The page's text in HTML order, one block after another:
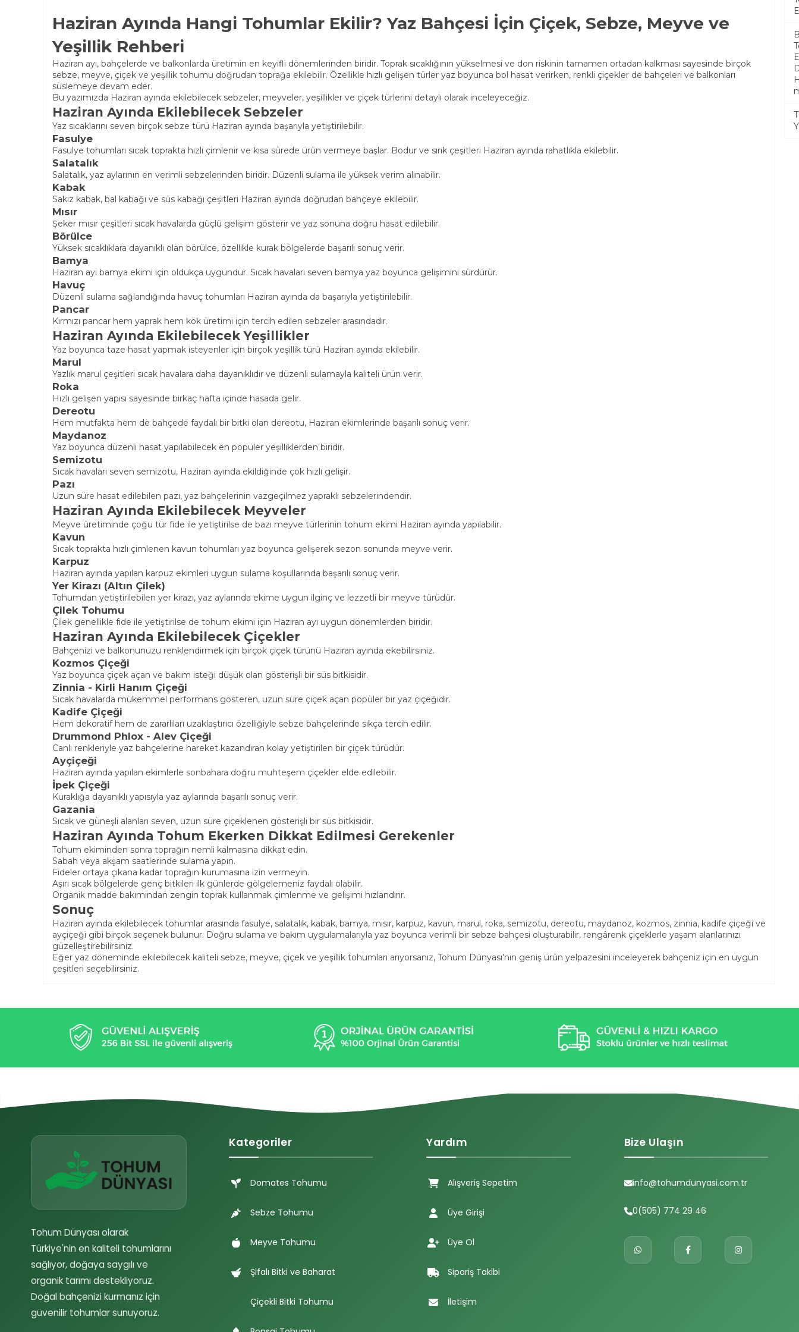
Haziran Ayında Hangi Tohumlar Ekilir? Yaz Bahçesi İçin Çiçek, Sebze, Meyve ve
Yeşillik Rehberi
Haziran ayı, bahçelerde ve balkonlarda üretimin en keyifli dönemlerinden biridir. Toprak sıcaklığının yükselmesi ve don riskinin tamamen ortadan kalkması sayesinde birçok
sebze, meyve, çiçek ve yeşillik tohumu doğrudan toprağa ekilebilir. Özellikle hızlı gelişen türler yaz boyunca bol hasat verirken, renkli çiçekler de bahçeleri ve balkonları
süslemeye devam eder.
Bu yazımızda Haziran ayında ekilebilecek sebzeler, meyveler, yeşillikler ve çiçek türlerini detaylı olarak inceleyeceğiz.
Haziran Ayında Ekilebilecek Sebzeler
Yaz sıcaklarını seven birçok sebze türü Haziran ayında başarıyla yetiştirilebilir.
Fasulye
Fasulye tohumları sıcak toprakta hızlı çimlenir ve kısa sürede ürün vermeye başlar. Bodur ve sırık çeşitleri Haziran ayında rahatlıkla ekilebilir.
Salatalık
Salatalık, yaz aylarının en verimli sebzelerinden biridir. Düzenli sulama ile yüksek verim alınabilir.
Kabak
Sakız kabak, bal kabağı ve süs kabağı çeşitleri Haziran ayında doğrudan bahçeye ekilebilir.
Mısır
Şeker mısır çeşitleri sıcak havalarda güçlü gelişim gösterir ve yaz sonuna doğru hasat edilebilir.
Börülce
Yüksek sıcaklıklara dayanıklı olan börülce, özellikle kurak bölgelerde başarılı sonuç verir.
Bamya
Haziran ayı bamya ekimi için oldukça uygundur. Sıcak havaları seven bamya yaz boyunca gelişimini sürdürür.
Havuç
Düzenli sulama sağlandığında havuç tohumları Haziran ayında da başarıyla yetiştirilebilir.
Pancar
Kırmızı pancar hem yaprak hem kök üretimi için tercih edilen sebzeler arasındadır.
Haziran Ayında Ekilebilecek Yeşillikler
Yaz boyunca taze hasat yapmak isteyenler için birçok yeşillik türü Haziran ayında ekilebilir.
Marul
Yazlık marul çeşitleri sıcak havalara daha dayanıklıdır ve düzenli sulamayla kaliteli ürün verir.
Roka
Hızlı gelişen yapısı sayesinde birkaç hafta içinde hasada gelir.
Dereotu
Hem mutfakta hem de bahçede faydalı bir bitki olan dereotu, Haziran ekimlerinde başarılı sonuç verir.
Maydanoz
Yaz boyunca düzenli hasat yapılabilecek en popüler yeşilliklerden biridir.
Semizotu
Sıcak havaları seven semizotu, Haziran ayında ekildiğinde çok hızlı gelişir.
Pazı
Uzun süre hasat edilebilen pazı, yaz bahçelerinin vazgeçilmez yapraklı sebzelerindendir.
Haziran Ayında Ekilebilecek Meyveler
Meyve üretiminde çoğu tür fide ile yetiştirilse de bazı meyve türlerinin tohum ekimi Haziran ayında yapılabilir.
Kavun
Sıcak toprakta hızlı çimlenen kavun tohumları yaz boyunca gelişerek sezon sonunda meyve verir.
Karpuz
Haziran ayında yapılan karpuz ekimleri uygun sulama koşullarında başarılı sonuç verir.
Yer Kirazı (Altın Çilek)
Tohumdan yetiştirilebilen yer kirazı, yaz aylarında ekime uygun ilginç ve lezzetli bir meyve türüdür.
Çilek Tohumu
Çilek genellikle fide ile yetiştirilse de tohum ekimi için Haziran ayı uygun dönemlerden biridir.
Haziran Ayında Ekilebilecek Çiçekler
Bahçenizi ve balkonunuzu renklendirmek için birçok çiçek türünü Haziran ayında ekebilirsiniz.
Kozmos Çiçeği
Yaz boyunca çiçek açan ve bakım isteği düşük olan gösterişli bir süs bitkisidir.
Zinnia - Kirli Hanım Çiçeği
Sıcak havalarda mükemmel performans gösteren, uzun süre çiçek açan popüler bir yaz çiçeğidir.
Kadife Çiçeği
Hem dekoratif hem de zararlıları uzaklaştırıcı özelliğiyle sebze bahçelerinde sıkça tercih edilir.
Drummond Phlox - Alev Çiçeği
Canlı renkleriyle yaz bahçelerine hareket kazandıran kolay yetiştirilen bir çiçek türüdür.
Ayçiçeği
Haziran ayında yapılan ekimlerle sonbahara doğru muhteşem çiçekler elde edilebilir.
İpek Çiçeği
Kuraklığa dayanıklı yapısıyla yaz aylarında başarılı sonuç verir.
Gazania
Sıcak ve güneşli alanları seven, uzun süre çiçeklenen gösterişli bir süs bitkisidir.
Haziran Ayında Tohum Ekerken Dikkat Edilmesi Gerekenler
Tohum ekiminden sonra toprağın nemli kalmasına dikkat edin.
Sabah veya akşam saatlerinde sulama yapın.
Fideler ortaya çıkana kadar toprağın kurumasına izin vermeyin.
Aşırı sıcak bölgelerde genç bitkileri ilk günlerde gölgelemeniz faydalı olabilir.
Organik madde bakımından zengin toprak kullanmak çimlenme ve gelişimi hızlandırır.
Sonuç
Haziran ayında ekilebilecek tohumlar arasında fasulye, salatalık, kabak, bamya, mısır, karpuz, kavun, marul, roka, semizotu, dereotu, maydanoz, kozmos, zinnia, kadife çiçeği ve
ayçiçeği gibi birçok seçenek bulunur. Doğru sulama ve bakım uygulamalarıyla yaz boyunca verimli bir sebze bahçesi oluşturabilir, rengârenk çiçeklerle yaşam alanlarınızı
güzelleştirebilirsiniz.
Eğer yaz döneminde ekilebilecek kaliteli sebze, meyve, çiçek ve yeşillik tohumları arıyorsanız, Tohum Dünyası'nın geniş ürün yelpazesini inceleyerek bahçeniz için en uygun
çeşitleri seçebilirsiniz.
Tohum Dünyası olarak
Türkiye'nin en kaliteli tohumlarını
sağlıyor, doğaya saygılı ve
organik tarımı destekliyoruz.
Doğal bahçenizi kurmanız için
güvenilir tohumlar sunuyoruz.
Kategoriler
Domates Tohumu
Sebze Tohumu
Meyve Tohumu
Şifalı Bitki ve Baharat
Çiçekli Bitki Tohumu
Yardım
Alışveriş Sepetim
Üye Girişi
Üye Ol
Sipariş Takibi
İletişim
Bize Ulaşın
info@tohumdunyasi.com.tr
0(505) 774 29 46